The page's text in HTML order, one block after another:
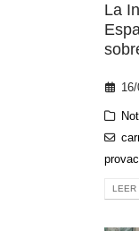
La
LEER